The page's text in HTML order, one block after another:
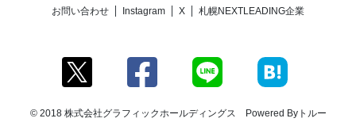
お問い合わせ
Instagram X 札幌NEXTLEADING企業
© 2018 株式会社グラフィックホールディングス Powered Byトルー